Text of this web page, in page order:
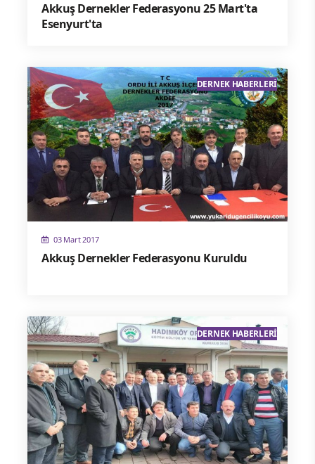
Akkuş Dernekler Federasyonu 25 Mart'ta
Esenyurt'ta
03 Mart 2017
Akkuş Dernekler Federasyonu Kuruldu
DERNEK HABERLERI
DERNEK HABERLERI